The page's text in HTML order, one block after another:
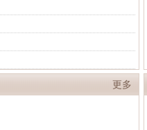
更多